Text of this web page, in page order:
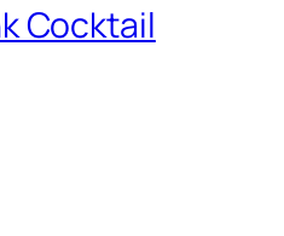
Cocktail